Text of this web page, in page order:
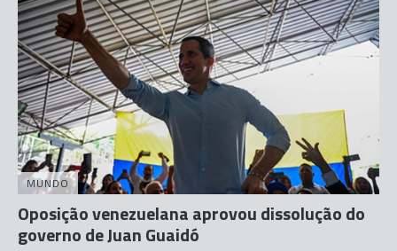
MUNDO
Oposição venezuelana aprovou dissolução do
governo de Juan Guaidó